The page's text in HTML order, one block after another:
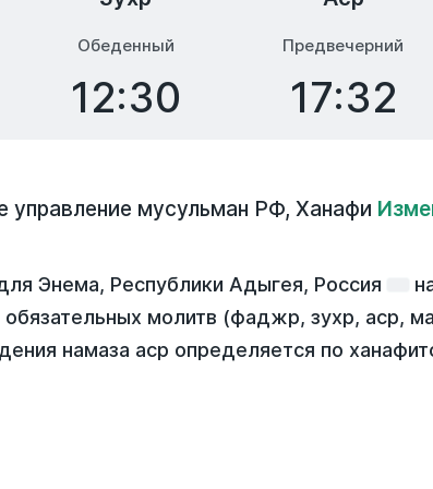
Обеденный
12:30
Предвечерний
17:32
управление мусульман РФ, Ханафи
Энема, Республики Адыгея, Россия
молитв (фаджр, зухр, аср,
намаза аср определяется по